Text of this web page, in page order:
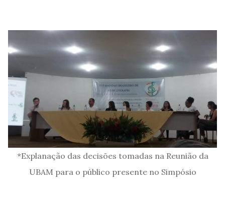
*Explanação das decisões tomadas na Reunião da
UBAM para o público presente no Simpósio